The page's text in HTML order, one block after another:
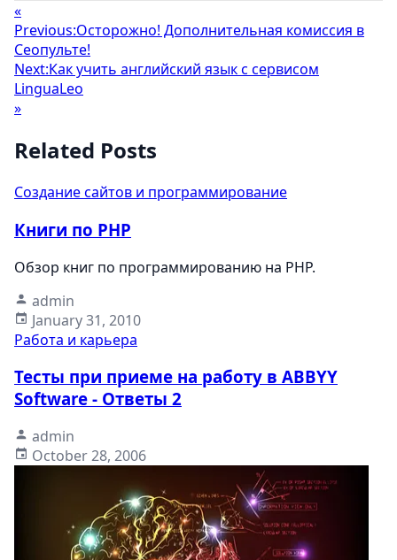
«
Previous:Осторожно! Дополнительная комиссия в
Сеопульте!
Next:Как учить английский язык с сервисом
LinguaLeo
»
Related Posts
Создание сайтов и программирование
Книги по PHP
Обзор книг по программированию на PHP.
admin
January 31, 2010
Работа и карьера
Тесты при приеме на работу в ABBYY
Software - Ответы 2
admin
October 28, 2006